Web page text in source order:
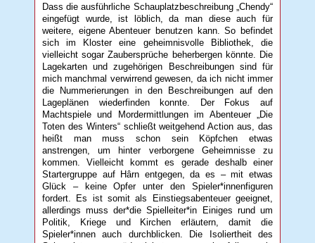
Dass die ausführliche Schauplatzbeschreibung „Chendy“
eingefügt wurde, ist löblich, da man diese auch für
weitere, eigene Abenteuer benutzen kann. So befindet
sich im Kloster eine geheimnisvolle Bibliothek, die
vielleicht sogar Zaubersprüche beherbergen könnte. Die
Lagekarten und zugehörigen Beschreibungen sind für
mich manchmal verwirrend gewesen, da ich nicht immer
die Nummerierungen in den Beschreibungen auf den
Lageplänen wiederfinden konnte. Der Fokus auf
Machtspiele und Mordermittlungen im Abenteuer „Die
Toten des Winters“ schließt weitgehend Action aus, das
heißt man muss schon sein Köpfchen etwas
anstrengen, um hinter verborgene Geheimnisse zu
kommen. Vielleicht kommt es gerade deshalb einer
Startergruppe auf Hârn entgegen, da es – mit etwas
Glück – keine Opfer unter den Spieler*innenfiguren
fordert. Es ist somit als Einstiegsabenteuer geeignet,
allerdings muss der*die Spielleiter*in Einiges rund um
Politik, Kriege und Kirchen erläutern, damit die
Spieler*innen auch durchblicken. Die Isoliertheit des